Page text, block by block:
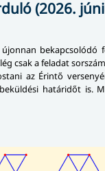
(2026.
bekapcsolódó
csak a feladat
az Érintő
határidőt is.